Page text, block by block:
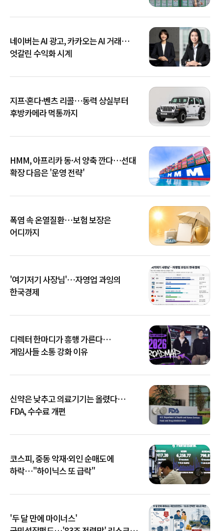
네이버는 AI 광고, 카카오는 AI 거래…
엇갈린 수익화 시계
지프·혼다·벤츠 리콜…동력 상실부터
후방카메라 먹통까지
HMM, 아프리카 동·서 양축 깐다…선대
확장 다음은 '운영 전략'
폭염 속 온열질환…보험 보장은
어디까지
'여기저기 사장님'…자영업 과잉의
한국경제
디렉터 한마디가 흥행 가른다…
게임사들 소통 강화 이유
신약은 낮추고 의료기기는 올렸다…
FDA, 수수료 개편
코스피, 중동 악재·외인 순매도에
하락…"하이닉스 또 급락"
'두 달 만에 마이너스'